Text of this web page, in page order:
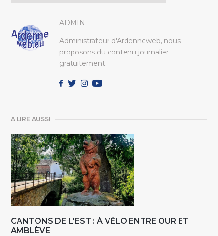
ADMIN
Administrateur d'Ardenneweb, nous
proposons du contenu journalier
gratuitement.
A LIRE AUSSI
CANTONS DE L'EST : À VÉLO ENTRE OUR ET
AMBLÈVE